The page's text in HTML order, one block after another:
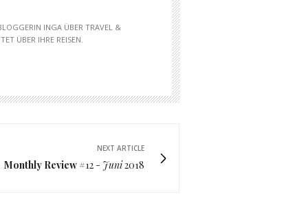
INGA ÜBER TRAVEL &
ÜBER IHRE REISEN.
NEXT ARTICLE
Monthly Review#12 - Juni2018